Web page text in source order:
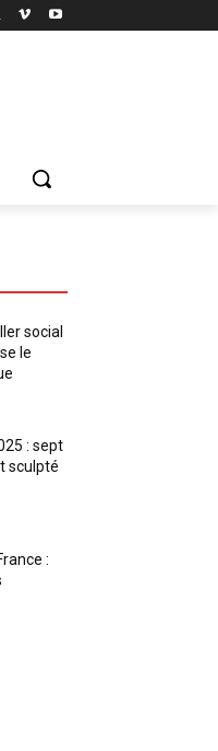
social
le
: sept
sculpté
: